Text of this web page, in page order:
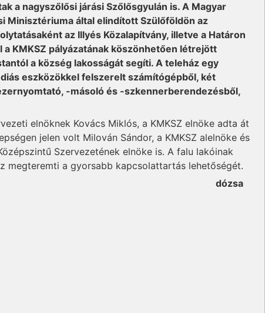
a nagyszőlősi járási Szőlősgyulán is. A Magyar
Minisztériuma által elindított Szülőföldön az
az Illyés Közalapítvány, illetve a Határon
a KMKSZ pályázatának köszönhetően létrejött
a község lakosságát segíti. A teleház egy
eszközökkel felszerelt számítógépből, két
-másoló és -szkennerberendezésből,
elnöknek Kovács Miklós, a KMKSZ elnöke adta át
jelen volt Milován Sándor, a KMKSZ alelnöke és
Szervezetének elnöke is. A falu lakóinak
megteremti a gyorsabb kapcsolattartás lehetőségét.
dózsa